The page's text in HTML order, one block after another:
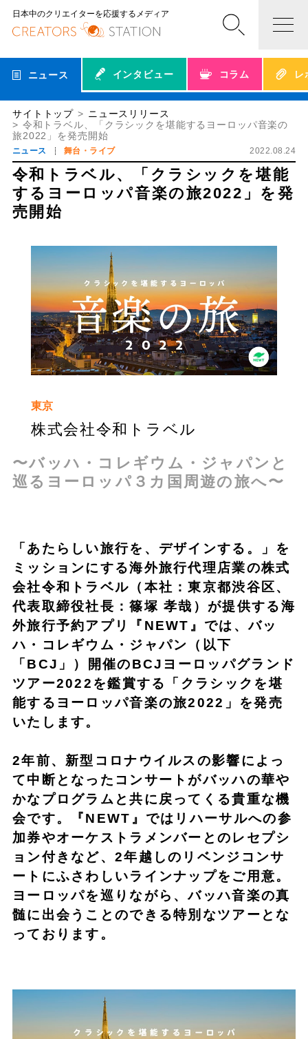
日本中のクリエイターを応援するメディア
ニュース インタビュー コラム レ
サイトトップ
ニュースリリース
令和トラベル、「クラシックを堪能するヨーロッパ音楽の
旅2022」を発売開始
ニュース 舞台・ライブ 2022.08.24
令和トラベル、「クラシックを堪能
するヨーロッパ音楽の旅2022」を発
売開始
東京
株式会社令和トラベル
〜バッハ・コレギウム・ジャパンと
巡るヨーロッパ３カ国周遊の旅へ〜
「あたらしい旅行を、デザインする。」を
ミッションにする海外旅行代理店業の株式
会社令和トラベル（本社：東京都渋谷区、
代表取締役社長：篠塚 孝哉）が提供する海
外旅行予約アプリ『NEWT』では、バッ
ハ・コレギウム・ジャパン（以下
「BCJ」）開催のBCJヨーロッパグランド
ツアー2022を鑑賞する「クラシックを堪
能するヨーロッパ音楽の旅2022」を発売
いたします。
2年前、新型コロナウイルスの影響によっ
て中断となったコンサートがバッハの華や
かなプログラムと共に戻ってくる貴重な機
会です。『NEWT』ではリハーサルへの参
加券やオーケストラメンバーとのレセプシ
ョン付きなど、2年越しのリベンジコンサ
ートにふさわしいラインナップをご用意。
ヨーロッパを巡りながら、バッハ音楽の真
髄に出会うことのできる特別なツアーとな
っております。